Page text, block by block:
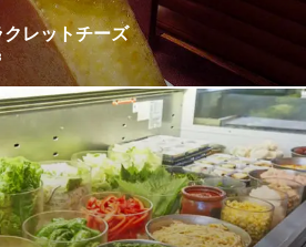
徒歩1分
レットチーズ
ットチーズ」。チーズの切り口を温
リとなったところを削いで具材にかけ
理です。熱々のチーズをお客様の目の
圧巻！当店自慢のラクレットチーズを